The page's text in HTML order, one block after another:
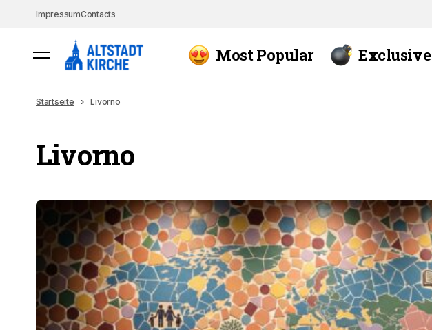
ImpressumContacts
Most Popular Exclusive
Startseite Livorno
Livorno